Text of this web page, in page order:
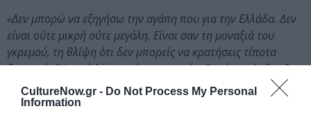
CultureNow.gr - Do Not Process My Personal
Information
«Δεν μπορώ να εξηγήσω την αγάπη που για την Ελλάδα. Δεν
είναι ούτε μικρή ούτε μεγάλη. Είναι σαν τη μοναξιά του
γκρεμού, τη θλίψη ότι δεν μπορείς να κρατήσεις τίποτα
ζωντανό. Γι’ αυτό λέω αυτή την ιστορία. Γιατί κανείς δεν θα
καταλάβει πως, ό,τι και αν έκανα στη ζωή μου, το έκανα
εξαιτίας αυτής της μοναξιάς. Αυτή ήταν που με έδιωχνε και